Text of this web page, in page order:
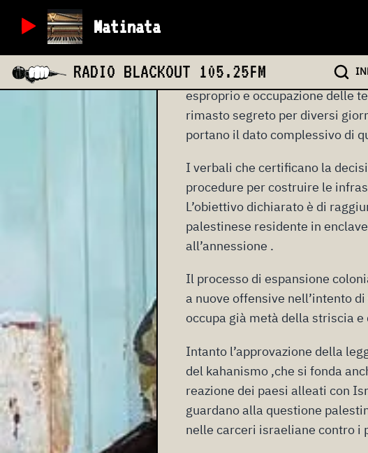
Matinata
RADIO BLACKOUT 105.25FM
All’ombra delle guerre nell’
internazionale il governo di
esproprio e occupazione delle
rimasto segreto per diversi
portano il dato complessivo di
I verbali che certificano la
procedure per costruire le
L’obiettivo dichiarato è di
palestinese residente in
all’annessione .
Il processo di espansione
a nuove offensive nell’intento
occupa già metà della striscia
Intanto l’approvazione della
del kahanismo ,che si fonda
reazione dei paesi alleati con
guardano alla questione
nelle carceri israeliane contro